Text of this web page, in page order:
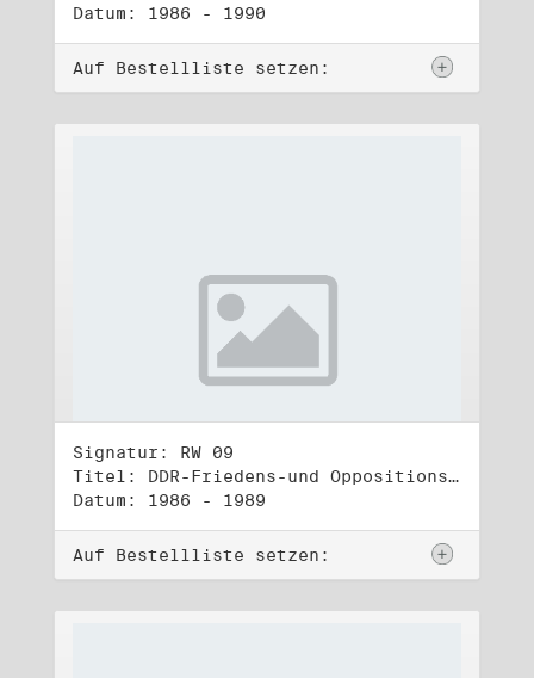
Datum: 1986 - 1990
Auf Bestellliste setzen:
Signatur: RW 09
Titel: DDR-Friedens-und Oppositionsbewegung (2)
Datum: 1986 - 1989
Auf Bestellliste setzen: